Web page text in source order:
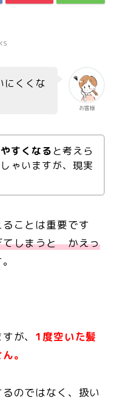
お客様
にくくな
すくなると考えら
ゃいますが、現実
ことは重要です
てしまうと かえっ
が、 1度空いた髪
。
のではなく、扱い